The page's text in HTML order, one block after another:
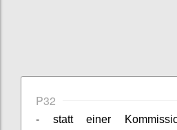
P32
- statt einer